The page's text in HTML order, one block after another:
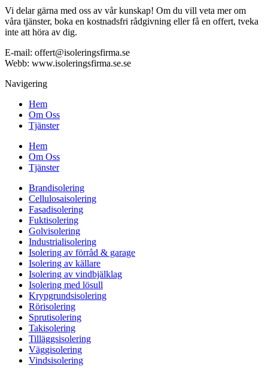
Vi delar gärna med oss av vår kunskap! Om du vill veta mer om
våra tjänster, boka en kostnadsfri rådgivning eller få en offert, tveka
inte att höra av dig.
E-mail: offert@isoleringsfirma.se
Webb: www.isoleringsfirma.se.se
Navigering
Hem
Om Oss
Tjänster
Hem
Om Oss
Tjänster
Brandisolering
Cellulosaisolering
Fasadisolering
Fuktisolering
Golvisolering
Industrialisolering
Isolering av förråd & garage
Isolering av källare
Isolering av vindbjälklag
Isolering med lösull
Krypgrundsisolering
Rörisolering
Sprutisolering
Takisolering
Tilläggsisolering
Väggisolering
Vindsisolering